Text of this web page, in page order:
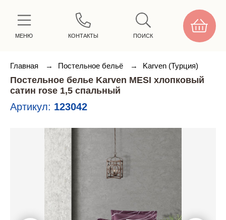
МЕНЮ КОНТАКТЫ ПОИСК
Главная → Постельное бельё → Karven (Турция)
Постельное белье Karven MESI хлопковый
сатин rose 1,5 спальный
Артикул: 123042